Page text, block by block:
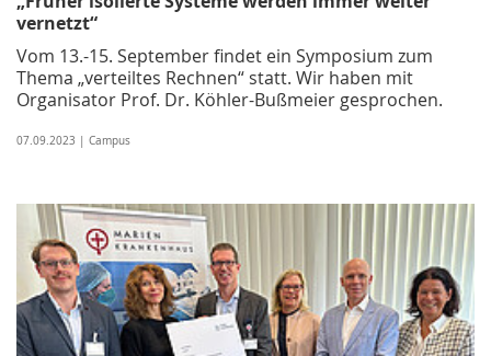
vernetzt“
Vom 13.-15. September findet ein Symposium zum
Thema „verteiltes Rechnen“ statt. Wir haben mit
Organisator Prof. Dr. Köhler-Bußmeier gesprochen.
07.09.2023 | Campus